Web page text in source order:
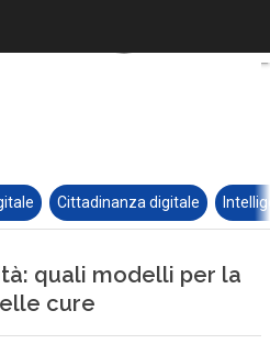
Cittadinanza digitale
quali modelli per la
cure